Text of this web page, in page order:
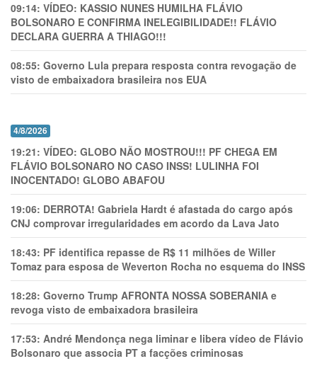
09:14: VÍDEO: KASSIO NUNES HUMlLHA FLÁVIO
BOLSONARO E CONFIRMA INELEGIBILIDADE!! FLÁVIO
DECLARA GUERRA A THIAGO!!!
08:55: Governo Lula prepara resposta contra revogação de
visto de embaixadora brasileira nos EUA
4/8/2026
19:21: VÍDEO: GLOBO NÃO MOSTROU!!! PF CHEGA EM
FLÁVIO BOLSONARO NO CASO INSS! LULINHA FOI
INOCENTADO! GLOBO ABAFOU
19:06: DERROTA! Gabriela Hardt é afastada do cargo após
CNJ comprovar irregularidades em acordo da Lava Jato
18:43: PF identifica repasse de R$ 11 milhões de Willer
Tomaz para esposa de Weverton Rocha no esquema do INSS
18:28: Governo Trump AFRONTA NOSSA SOBERANIA e
revoga visto de embaixadora brasileira
17:53: André Mendonça nega liminar e libera vídeo de Flávio
Bolsonaro que associa PT a facções criminosas